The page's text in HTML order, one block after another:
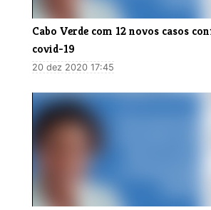
Cabo Verde com 12 novos casos
covid-19
20 dez 2020 17:45